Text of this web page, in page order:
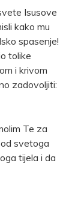
Isusove
kako mu
spasenje!
tolike
i krivom
zadovoljiti:
Te za
svetoga
tijela i da